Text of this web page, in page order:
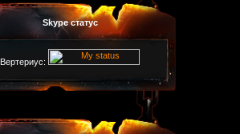
Skype статус
Вертериус: